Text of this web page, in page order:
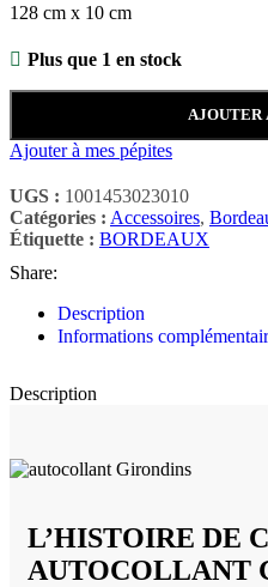
128 cm x 10 cm
Plus que 1 en stock
AJOUTER
Ajouter à mes pépites
UGS : 1001453023010
Catégories : Accessoires,
Étiquette : BORDEAUX
Share:
Description
Informations
Description
L’HISTOIRE DE
AUTOCOLLANT